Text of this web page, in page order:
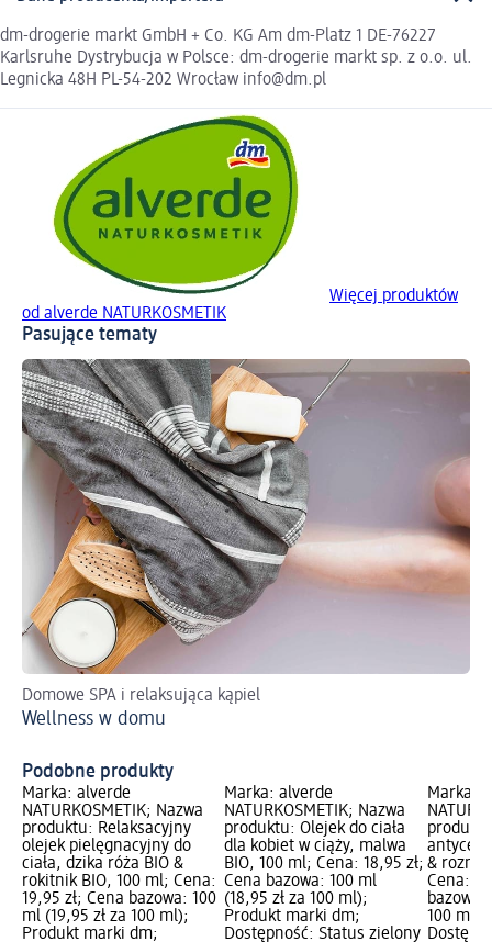
dm-drogerie markt GmbH + Co. KG Am dm-Platz 1 DE-76227
Karlsruhe Dystrybucja w Polsce: dm-drogerie markt sp. z o.o. ul.
Legnicka 48H PL-54-202 Wrocław info@dm.pl
Więcej produktów
od alverde NATURKOSMETIK
Pasujące tematy
Domowe SPA i relaksująca kąpiel
Wellness w domu
Podobne produkty
Marka: alverde
NATURKOSMETIK; Nazwa
produktu: Relaksacyjny
olejek pielęgnacyjny do
ciała, dzika róża BIO &
rokitnik BIO, 100 ml; Cena:
19,95 zł; Cena bazowa: 100
ml (19,95 zł za 100 ml);
Produkt marki dm;
Marka: alverde
NATURKOSMETIK; Nazwa
produktu: Olejek do ciała
dla kobiet w ciąży, malwa
BIO, 100 ml; Cena: 18,95 zł;
Cena bazowa: 100 ml
(18,95 zł za 100 ml);
Produkt marki dm;
Dostępność: Status zielony
Marka:
&
Cena:
bazowa:
100 ml);